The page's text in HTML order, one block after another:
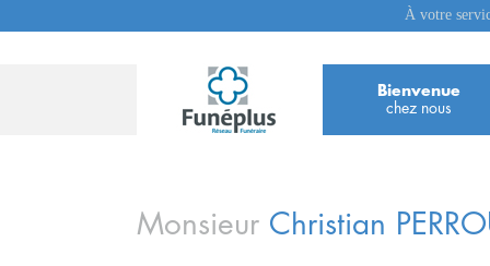
À votre
Bienvenue
chez nous
Monsieur Christian